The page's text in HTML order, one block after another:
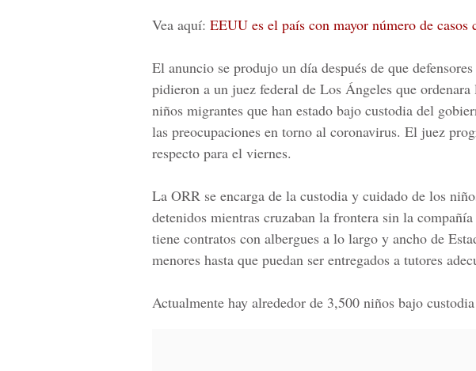
Vea aquí: EEUU es el país con mayor número de
El anuncio se produjo un día después de que
pidieron a un juez federal de Los Ángeles que
niños migrantes que han estado bajo custodia del
las preocupaciones en torno al coronavirus. El juez
respecto para el viernes.
La ORR se encarga de la custodia y cuidado de los
detenidos mientras cruzaban la frontera sin la
tiene contratos con albergues a lo largo y ancho de
menores hasta que puedan ser entregados a tutores
Actualmente hay alrededor de 3,500 niños bajo